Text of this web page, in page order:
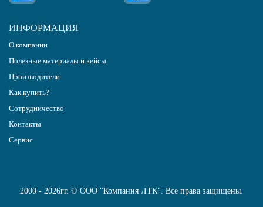
ИНФОРМАЦИЯ
О компании
Полезные материалы и кейсы
Производители
Как купить?
Сотрудничество
Контакты
Сервис
2000 - 2026гг. © ООО "Компания ЛТК". Все права защищены.